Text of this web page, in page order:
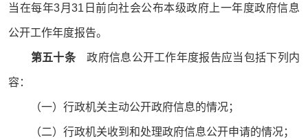
当在每年3月31日前向社会公布本级政府上一年度政府信息
公开工作年度报告。
第五十条政府信息公开工作年度报告应当包括下列内
容：
（一）行政机关主动公开政府信息的情况；
（二）行政机关收到和处理政府信息公开申请的情况；